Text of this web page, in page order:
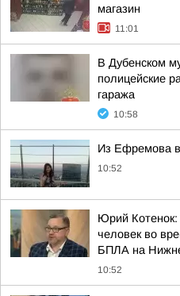
магазин
11:01
В Дубенском
полицейские
гаража
10:58
Из Ефремова
10:52
Юрий Котенок:
человек во
БПЛА на
10:52